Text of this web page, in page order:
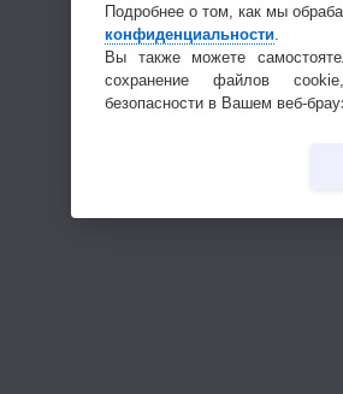
Подробнее о том, как мы
конфиденциальности
Вы также можете
сохранение файлов
безопасности в Вашем веб-